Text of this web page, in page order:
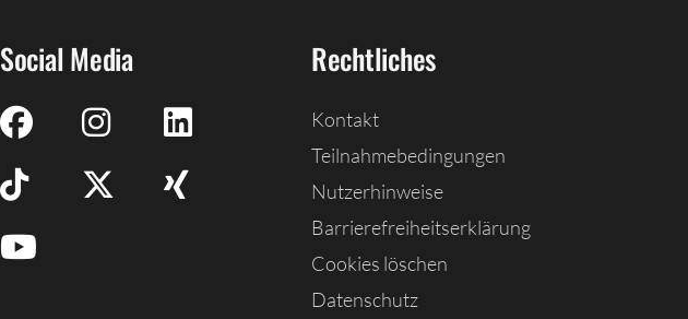
Social Media Rechtliches
Kontakt
Teilnahmebedingungen
Nutzerhinweise
Barrierefreiheitserklärung
Cookies löschen
Datenschutz